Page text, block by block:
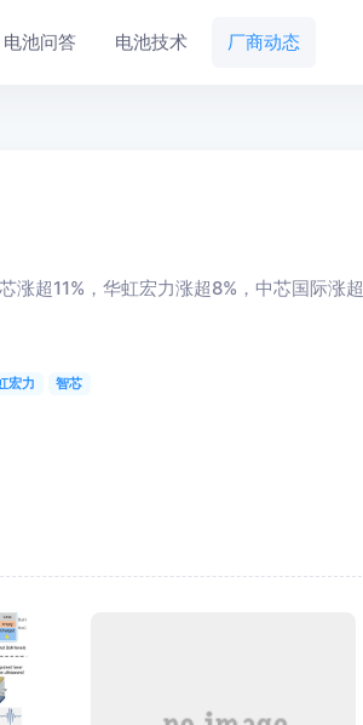
电池问答 电池技术 厂商动态
超11%，华虹宏力涨超8%，中芯国际涨超
宏力 智芯